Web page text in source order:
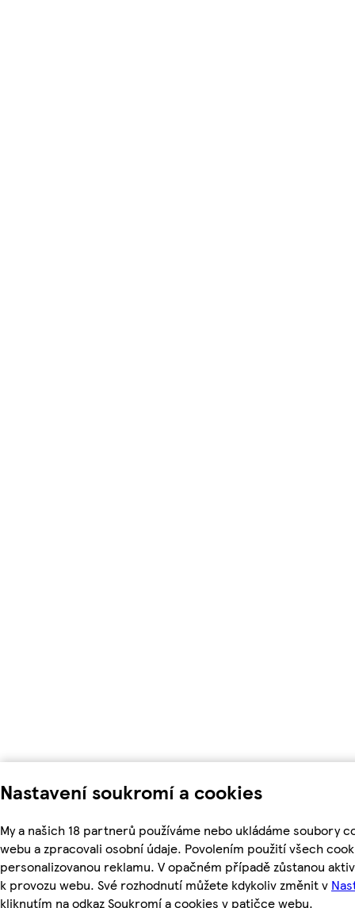
Nastavení soukromí a cookies
My a našich 18 partnerů používáme nebo ukládáme soubory
webu a zpracovali osobní údaje. Povolením použití všech
personalizovanou reklamu. V opačném případě zůstanou
k provozu webu. Své rozhodnutí můžete kdykoliv změnit v
kliknutím na odkaz Soukromí a cookies v patičce webu.